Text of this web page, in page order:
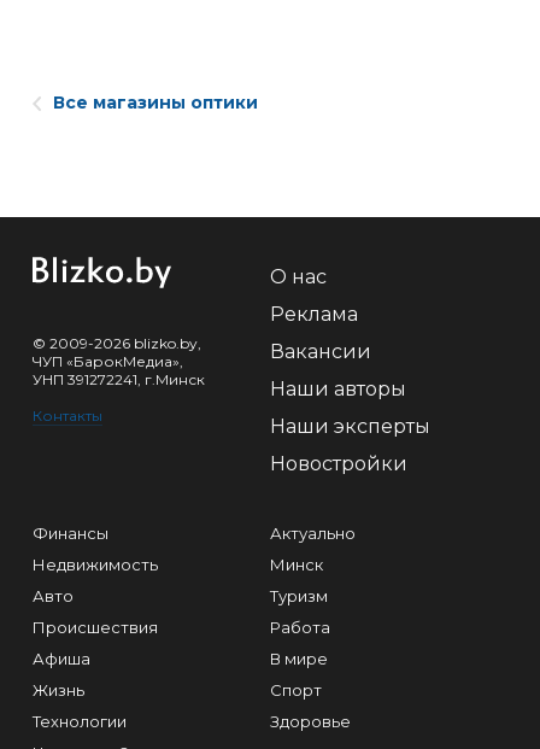
Все магазины оптики
© 2009-2026 blizko.by,
ЧУП «БарокМедиа»,
УНП 391272241, г.Минск
Контакты
О нас
Реклама
Вакансии
Наши авторы
Наши эксперты
Новостройки
Финансы
Недвижимость
Авто
Происшествия
Афиша
Жизнь
Технологии
Актуально
Минск
Туризм
Работа
В мире
Спорт
Здоровье